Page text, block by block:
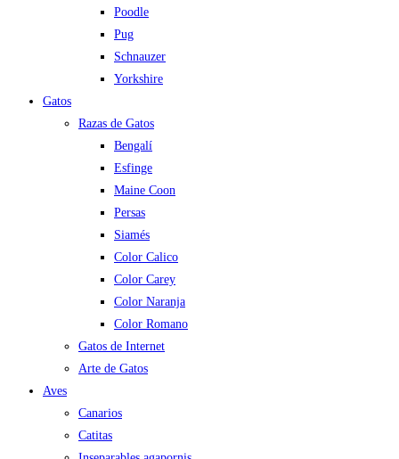
Poodle
Pug
Schnauzer
Yorkshire
Gatos
Razas de Gatos
Bengalí
Esfinge
Maine Coon
Persas
Siamés
Color Calico
Color Carey
Color Naranja
Color Romano
Gatos de Internet
Arte de Gatos
Aves
Canarios
Catitas